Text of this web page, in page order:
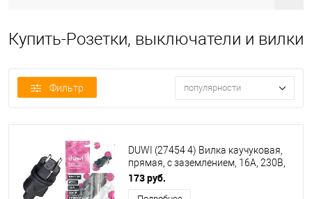
Купить-Розетки, выключатели и вилки
Фильтр популярности
DUWI (27454 4) Вилка каучуковая,
прямая, с заземлением, 16A, 230В,
IP44, черный
173 руб.